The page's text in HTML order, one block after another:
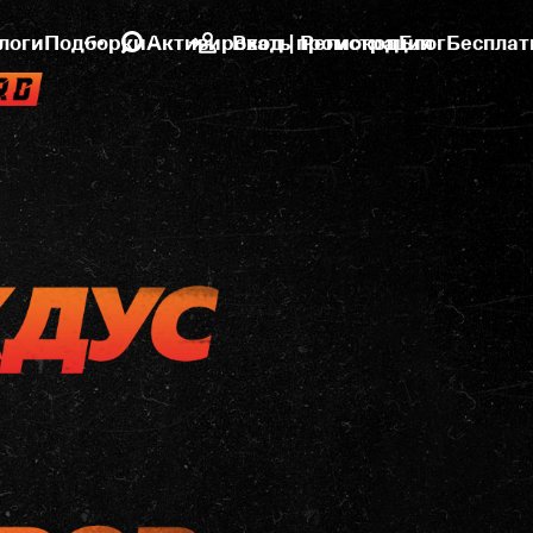
ПодборкиАктивировать промокодБлог
Вход | Регистрация